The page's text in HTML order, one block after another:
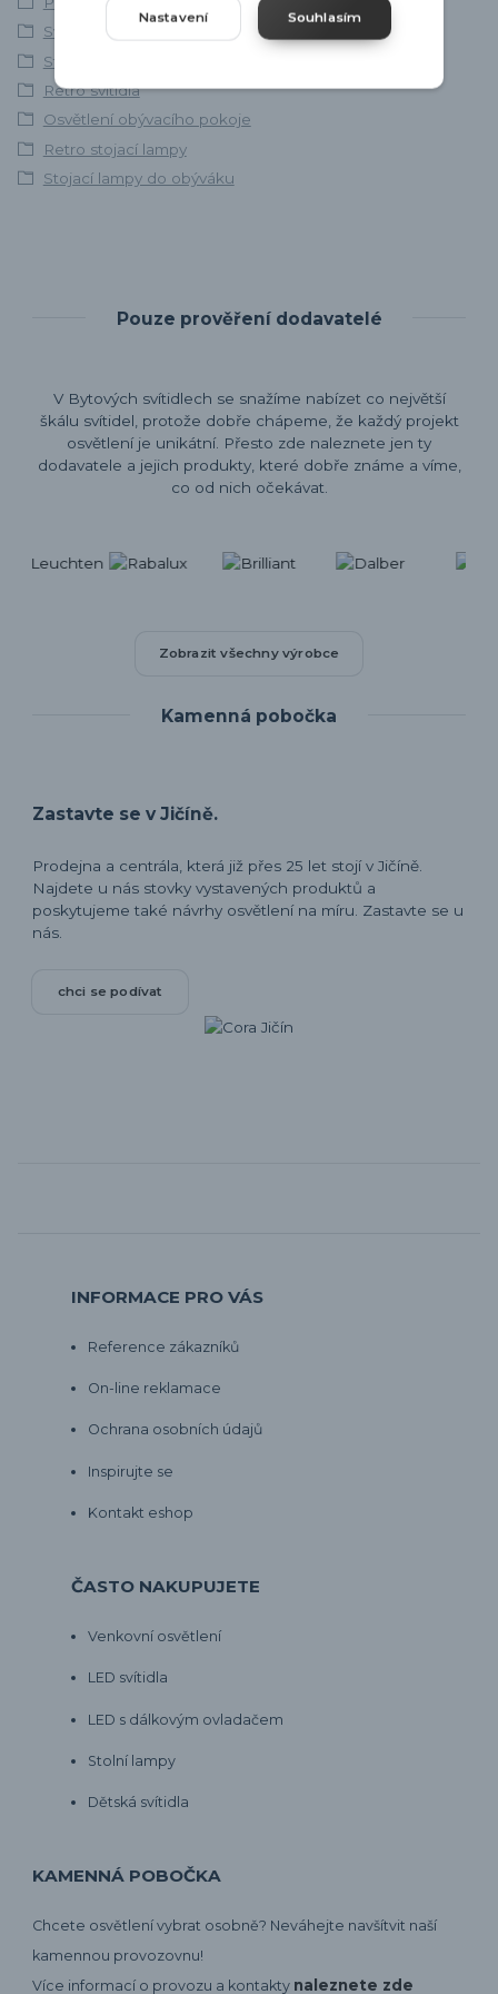
Svítidla skladem
Stojací lampy
Retro svítidla
Osvětlení obývacího pokoje
Retro stojací lampy
Stojací lampy do obýváku
Pouze prověření dodavatelé
V Bytových svítidlech se snažíme nabízet co největší
škálu svítidel, protože dobře chápeme, že každý projekt
osvětlení je unikátní. Přesto zde naleznete jen ty
dodavatele a jejich produkty, které dobře známe a víme,
co od nich očekávat.
Zobrazit všechny výrobce
Kamenná pobočka
Zastavte se v Jičíně.
Prodejna a centrála, která již přes 25 let stojí v Jičíně.
Najdete u nás stovky vystavených produktů a
poskytujeme také návrhy osvětlení na míru. Zastavte se u
nás.
chci se podívat
INFORMACE PRO VÁS
Reference zákazníků
On-line reklamace
Ochrana osobních údajů
Inspirujte se
Kontakt eshop
ČASTO NAKUPUJETE
Venkovní osvětlení
LED svítidla
LED s dálkovým ovladačem
Stolní lampy
Dětská svítidla
KAMENNÁ POBOČKA
Chcete osvětlení vybrat osobně? Neváhejte navšítvit naší
kamennou provozovnu!
Více informací o provozu a kontakty naleznete zde
Nastavení Souhlasím